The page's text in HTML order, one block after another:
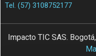
Tel. (57) 3108752177
Impacto TIC SAS.